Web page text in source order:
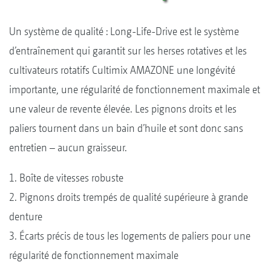
Un système de qualité : Long-Life-Drive est le système
d’entraînement qui garantit sur les herses rotatives et les
cultivateurs rotatifs Cultimix AMAZONE une longévité
importante, une régularité de fonctionnement maximale et
une valeur de revente élevée. Les pignons droits et les
paliers tournent dans un bain d’huile et sont donc sans
entretien – aucun graisseur.
1. Boîte de vitesses robuste
2. Pignons droits trempés de qualité supérieure à grande
denture
3. Écarts précis de tous les logements de paliers pour une
régularité de fonctionnement maximale